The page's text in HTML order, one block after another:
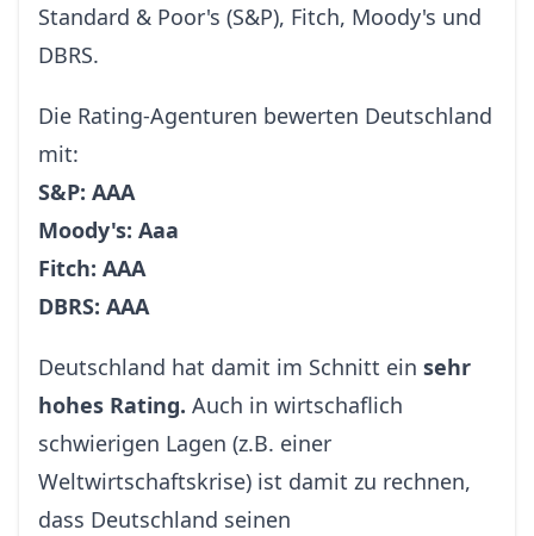
Standard & Poor's (S&P), Fitch, Moody's und
DBRS.
Die Rating-Agenturen bewerten Deutschland
mit:
S&P: AAA
Moody's: Aaa
Fitch: AAA
DBRS: AAA
Deutschland hat damit im Schnitt ein sehr
hohes Rating. Auch in wirtschaflich
schwierigen Lagen (z.B. einer
Weltwirtschaftskrise) ist damit zu rechnen,
dass Deutschland seinen